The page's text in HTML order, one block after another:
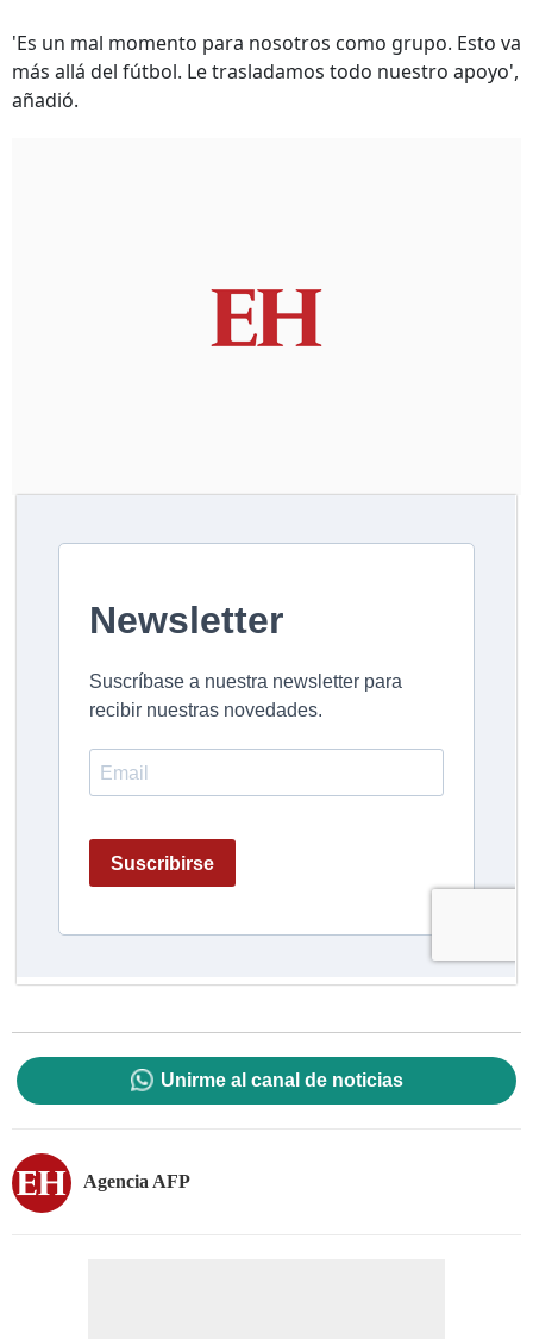
'Es un mal momento para nosotros como grupo. Esto va
más allá del fútbol. Le trasladamos todo nuestro apoyo',
añadió.
Unirme al canal de noticias
Agencia AFP